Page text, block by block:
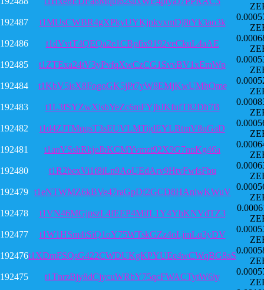
192487
t1MUsCWBR4gXPkyUYKjpkvxmDj8tYk3ao3k
192486
t1dVvtT4QEQa2e1CBpfix9192veCkuL4aAE
192485
t1ZTExa24tV3yPvfqXwCzCG1SvvBV1xEmWp
192484
t1KbV5isX8FogoGK5jPt7yW8EMjKwUMhQme
192483
t1L3fSYZwXisbYeZc6mFYjhJKfufT82Dh7B
192482
t1d4ZJTMqqsT3sEUVLMTijdEYLBtmV8uGaD
192481
t1anVSshRkjeJbKCMYvmzt92X9G7nnKg46a
192480
t1R2bexVi1f8iLn9AoUEdArv9HtvFwfsFbu
192479 t1eNTWMZ6kBVe47raGpDf2GCD8HAniwKWuV
192478
t1VN46MGjpszL4fEEP4MifL1Y4YhKNVdTZ3
192477
t1W1HSm4tSiQ1oY75WTskGZz4oLjmLq3yDV
192476t1XDmFSQsG422CWDUKgKPYUEe4wCWqBG8aS
192475
t1TnrzBjy8dCjycuWRbY75qcFWACTytW6iy